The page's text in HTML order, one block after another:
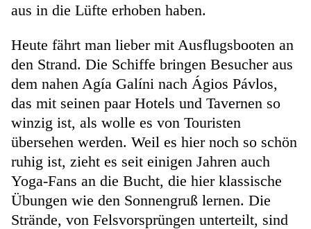
aus in die Lüfte erhoben haben.
Heute fährt man lieber mit Ausflugsbooten an
den Strand. Die Schiffe bringen Besucher aus
dem nahen Agía Galíni nach Ágios Pávlos,
das mit seinen paar Hotels und Tavernen so
winzig ist, als wolle es von Touristen
übersehen werden. Weil es hier noch so schön
ruhig ist, zieht es seit einigen Jahren auch
Yoga-Fans an die Bucht, die hier klassische
Übungen wie den Sonnengruß lernen. Die
Strände, von Felsvorsprüngen unterteilt, sind